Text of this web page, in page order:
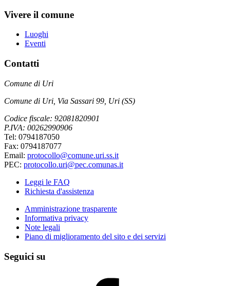
Vivere il comune
Luoghi
Eventi
Contatti
Comune di Uri
Comune di Uri, Via Sassari 99, Uri (SS)
Codice fiscale: 92081820901
P.IVA: 00262990906
Tel: 0794187050
Fax: 0794187077
Email: protocollo@comune.uri.ss.it
PEC: protocollo.uri@pec.comunas.it
Leggi le FAQ
Richiesta d'assistenza
Amministrazione trasparente
Informativa privacy
Note legali
Piano di miglioramento del sito e dei servizi
Seguici su